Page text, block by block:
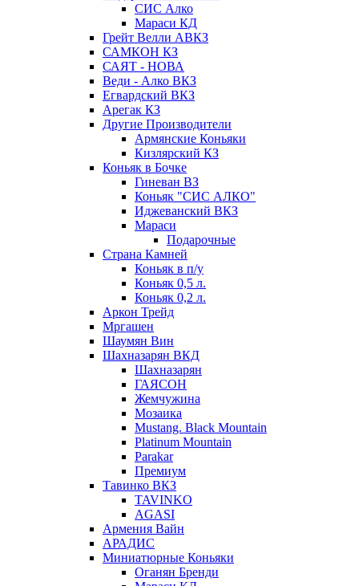
СИС Алко
Мараси КД
Грейт Велли АВКЗ
САМКОН КЗ
САЯТ - НОВА
Веди - Алко ВКЗ
Егвардский ВКЗ
Арегак КЗ
Другие Производители
Армянские Коньяки
Кизлярский КЗ
Коньяк в Бочке
Гиневан ВЗ
Коньяк "СИС АЛКО"
Иджеванский ВКЗ
Мараси
Подарочные
Страна Камней
Коньяк в п/у
Коньяк 0,5 л.
Коньяк 0,2 л.
Аркон Трейд
Мргашен
Шаумян Вин
Шахназарян ВКД
Шахназарян
ГАЯСОН
Жемчужина
Мозаика
Mustang. Black Mountain
Platinum Mountain
Parakar
Премиум
Тавинко ВКЗ
TAVINKO
AGASI
Армения Вайн
АРАДИС
Миниатюрные Коньяки
Оганян Бренди